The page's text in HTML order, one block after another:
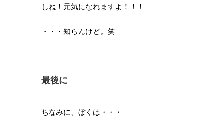
しね！元気になれますよ！！！
・・・知らんけど。笑
最後に
ちなみに、ぼくは・・・